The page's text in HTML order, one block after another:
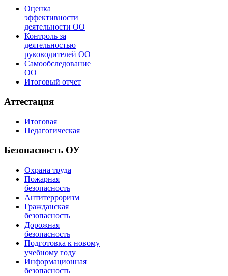
Оценка
эффективности
деятельности ОО
Контроль за
деятельностью
руководителей ОО
Самообследование
ОО
Итоговый отчет
Аттестация
Итоговая
Педагогическая
Безопасность ОУ
Охрана труда
Пожарная
безопасность
Антитерроризм
Гражданская
безопасность
Дорожная
безопасность
Подготовка к новому
учебному году
Информационная
безопасность